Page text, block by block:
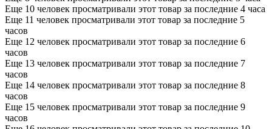
Еще 10 человек просматривали этот товар за последние 4 часа
Еще 11 человек просматривали этот товар за последние 5
часов
Еще 12 человек просматривали этот товар за последние 6
часов
Еще 13 человек просматривали этот товар за последние 7
часов
Еще 14 человек просматривали этот товар за последние 8
часов
Еще 15 человек просматривали этот товар за последние 9
часов